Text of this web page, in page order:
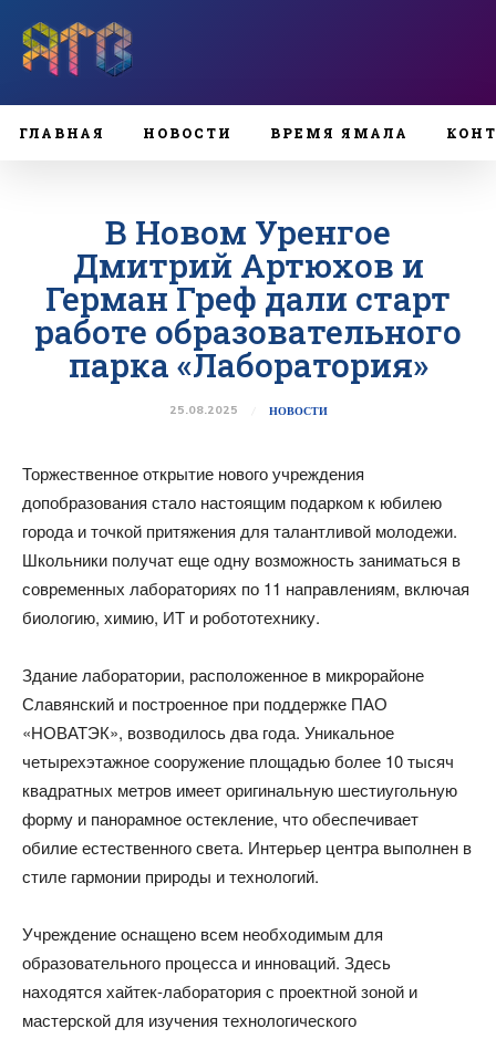
ГЛАВНАЯ НОВОСТИ ВРЕМЯ ЯМАЛА
В Новом Уренгое
Дмитрий Артюхов и
Герман Греф дали старт
работе образовательного
парка «Лаборатория»
25.08.2025 НОВОСТИ
Торжественное открытие нового учреждения
допобразования стало настоящим подарком к юбилею
города и точкой притяжения для талантливой молодежи.
Школьники получат еще одну возможность заниматься в
современных лабораториях по 11 направлениям, включая
биологию, химию, ИТ и робототехнику.
Здание лаборатории, расположенное в микрорайоне
Славянский и построенное при поддержке ПАО
«НОВАТЭК», возводилось два года. Уникальное
четырехэтажное сооружение площадью более 10 тысяч
квадратных метров имеет оригинальную шестиугольную
форму и панорамное остекление, что обеспечивает
обилие естественного света. Интерьер центра выполнен в
стиле гармонии природы и технологий.
Учреждение оснащено всем необходимым для
образовательного процесса и инноваций. Здесь
находятся хайтек-лаборатория с проектной зоной и
мастерской для изучения технологического